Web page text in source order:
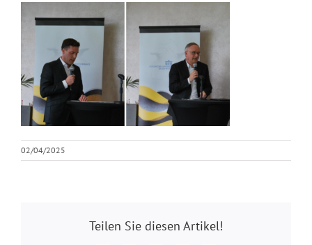
02/04/2025
Teilen Sie diesen Artikel!